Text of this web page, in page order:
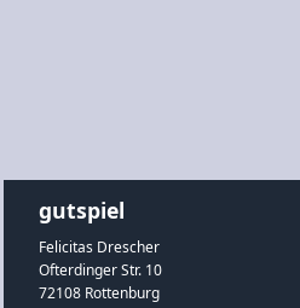
gutspiel
Felicitas Drescher
Ofterdinger Str. 10
72108 Rottenburg